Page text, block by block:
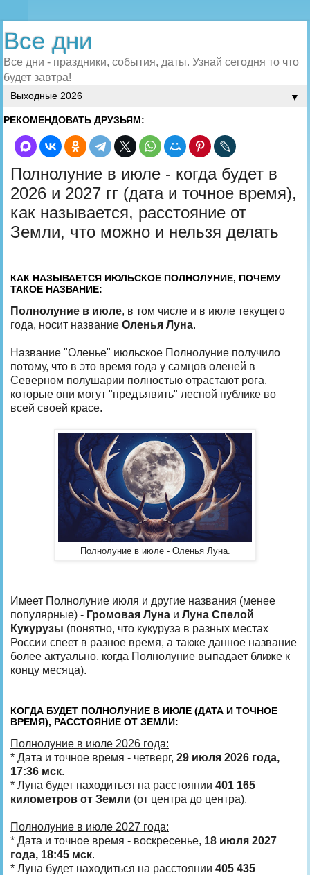
Все дни
Все дни - праздники, события, даты. Узнай сегодня то что
будет завтра!
▼
РЕКОМЕНДОВАТЬ ДРУЗЬЯМ:
Полнолуние в июле - когда будет в
2026 и 2027 гг (дата и точное время),
как называется, расстояние от
Земли, что можно и нельзя делать
КАК НАЗЫВАЕТСЯ ИЮЛЬСКОЕ ПОЛНОЛУНИЕ, ПОЧЕМУ
ТАКОЕ НАЗВАНИЕ:
Полнолуние в июле, в том числе и в июле текущего
года, носит название Оленья Луна.
Название "Оленье" июльское Полнолуние получило
потому, что в это время года у самцов оленей в
Северном полушарии полностью отрастают рога,
которые они могут "предъявить" лесной публике во
всей своей красе.
Полнолуние в июле - Оленья Луна.
Имеет Полнолуние июля и другие названия (менее
популярные) - Громовая Луна и Луна Спелой
Кукурузы (понятно, что кукуруза в разных местах
России спеет в разное время, а также данное название
более актуально, когда Полнолуние выпадает ближе к
концу месяца).
КОГДА БУДЕТ ПОЛНОЛУНИЕ В ИЮЛЕ (ДАТА И ТОЧНОЕ
ВРЕМЯ), РАССТОЯНИЕ ОТ ЗЕМЛИ:
Полнолуние в июле 2026 года:
* Дата и точное время - четверг, 29 июля 2026 года,
17:36 мск.
* Луна будет находиться на расстоянии 401 165
километров от Земли (от центра до центра).
Полнолуние в июле 2027 года:
* Дата и точное время - воскресенье, 18 июля 2027
года, 18:45 мск.
* Луна будет находиться на расстоянии 405 435